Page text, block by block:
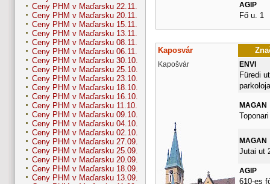
Ceny PHM v Maďarsku 22.11.
Ceny PHM v Maďarsku 20.11.
Ceny PHM v Maďarsku 15.11.
Ceny PHM v Maďarsku 13.11.
Ceny PHM v Maďarsku 08.11.
Ceny PHM v Maďarsku 06.11.
Ceny PHM v Maďarsku 30.10.
Ceny PHM v Maďarsku 25.10.
Ceny PHM v Maďarsku 23.10.
Ceny PHM v Maďarsku 18.10.
Ceny PHM v Maďarsku 16.10.
Ceny PHM v Maďarsku 11.10.
Ceny PHM v Maďarsku 09.10.
Ceny PHM v Maďarsku 04.10.
Ceny PHM v Maďarsku 02.10.
Ceny PHM v Maďarsku 27.09.
Ceny PHM v Maďarsku 25.09.
Ceny PHM v Maďarsku 20.09.
Ceny PHM v Maďarsku 18.09.
Ceny PHM v Maďarsku 13.09.
AGIP
Fő u. 1
Kaposvár
Kapošvár ENVI
Füredi
MAGAN
MAGAN
Jutai ut
AGIP
610-es